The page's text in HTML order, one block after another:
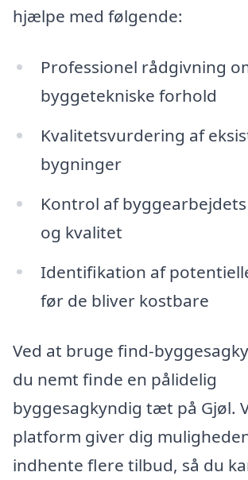
hjælpe med følgende:
Professionel rådgivning
byggetekniske forhold
Kvalitetsvurdering af
bygninger
Kontrol af
og kvalitet
Identifikation af
før de bliver kostbare
Ved at bruge find-
du nemt finde en pålidelig
byggesagkyndig tæt på Gjøl.
platform giver dig
indhente flere tilbud, så du